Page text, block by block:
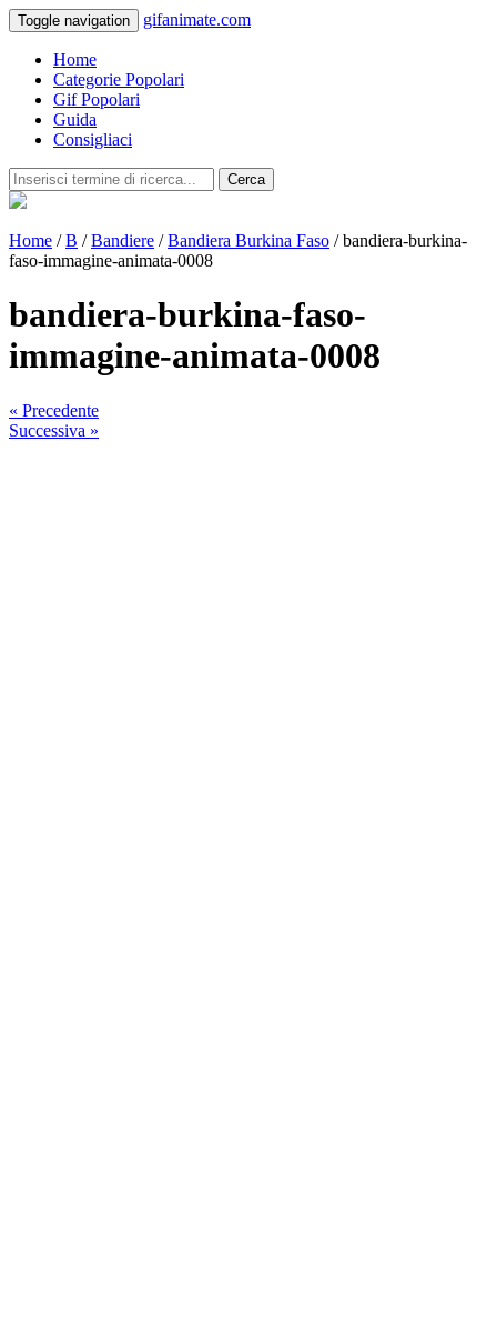
Toggle navigation gifanimate.com
Home
Categorie Popolari
Gif Popolari
Guida
Consigliaci
Cerca
Home /B /Bandiere /Bandiera Burkina Faso / bandiera-burkina-
faso-immagine-animata-0008
bandiera-burkina-faso-
immagine-animata-0008
« Precedente
Successiva »